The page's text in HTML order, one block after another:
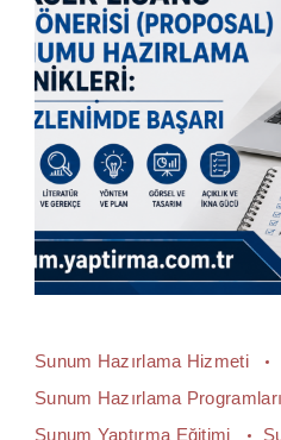
Sunum Hazırlama Hizmeti
Sunum Hazırlama Programları
Sunum Yaptırma Eğitimi